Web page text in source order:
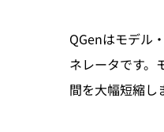
QGenはモデル
ネレータです。
間を大幅短縮し